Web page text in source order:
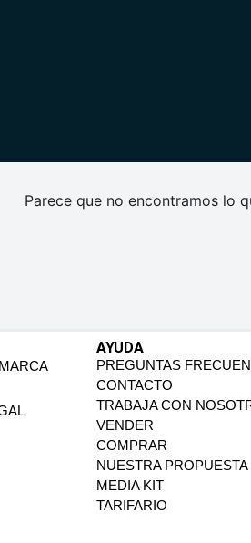
Parece que no encontramos lo
AYUDA
PREGUNTAS
CONTACTO
TRABAJA CON
VENDER
COMPRAR
NUESTRA PROPUESTA
MEDIA KIT
TARIFARIO